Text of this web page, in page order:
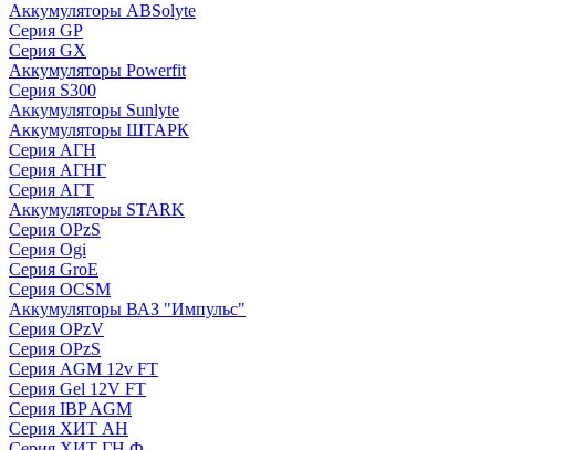
Аккумуляторы ABSolyte
Серия GP
Серия GX
Аккумуляторы Powerfit
Серия S300
Аккумуляторы Sunlyte
Аккумуляторы ШТАРК
Серия АГН
Серия АГНГ
Серия АГT
Аккумуляторы STARK
Серия OPzS
Серия Ogi
Серия GroE
Серия OCSM
Аккумуляторы ВАЗ "Импульс"
Серия OPzV
Серия OPzS
Серия AGM 12v FT
Серия Gel 12V FT
Серия IBP AGM
Серия ХИТ АН